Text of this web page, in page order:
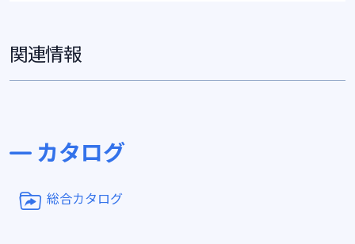
関連情報
カタログ
総合カタログ